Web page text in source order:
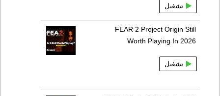
تشغيل
FEAR 2 Project Origin Still
Worth Playing In 2026
تشغيل